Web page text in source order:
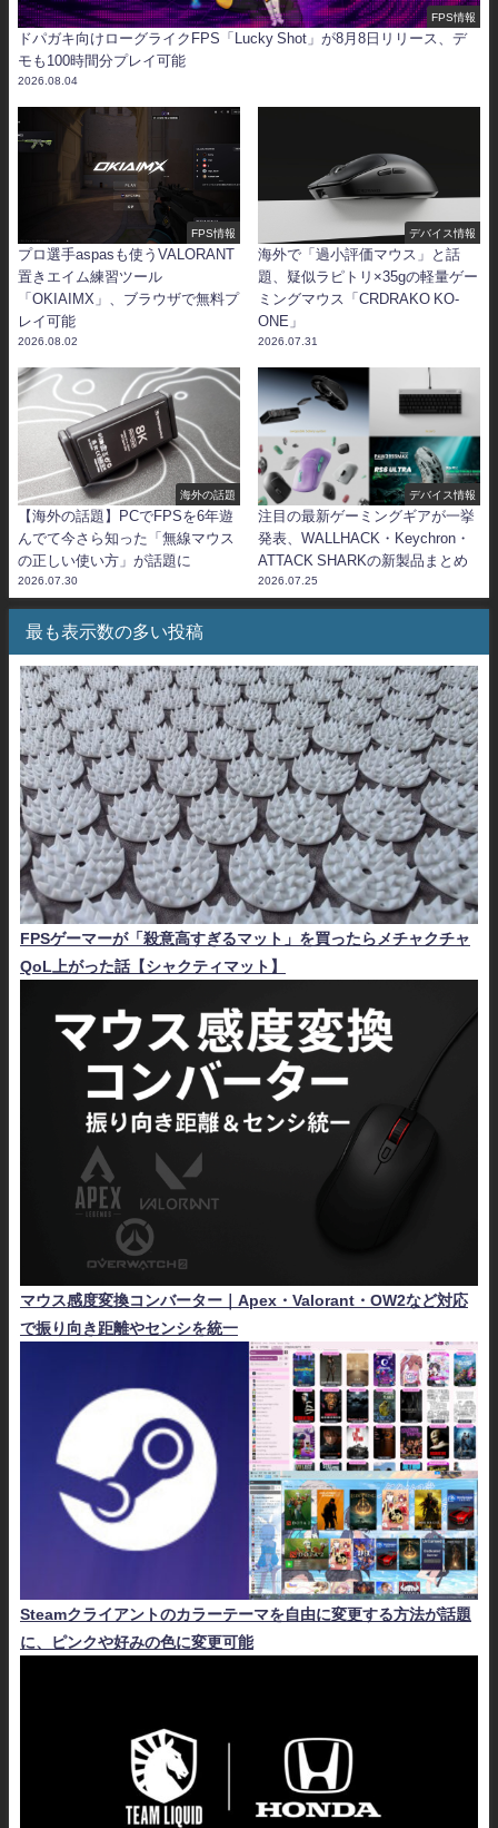
FPS情報
ドパガキ向けローグライクFPS「Lucky Shot」が8月8日リリース、デ
モも100時間分プレイ可能
2026.08.04
FPS情報
プロ選手aspasも使うVALORANT
置きエイム練習ツール
「OKIAIMX」、ブラウザで無料プ
レイ可能
2026.08.02
デバイス情報
海外で「過小評価マウス」と話
題、疑似ラピトリ×35gの軽量ゲー
ミングマウス「CRDRAKO KO-
ONE」
2026.07.31
海外の話題
【海外の話題】PCでFPSを6年遊
んでて今さら知った「無線マウス
の正しい使い方」が話題に
2026.07.30
デバイス情報
注目の最新ゲーミングギアが一挙
発表、WALLHACK・Keychron・
ATTACK SHARKの新製品まとめ
2026.07.25
最も表示数の多い投稿
FPSゲーマーが「殺意高すぎるマット」を買ったらメチャクチャ
QoL上がった話【シャクティマット】
マウス感度変換コンバーター｜Apex・Valorant・OW2など対応
で振り向き距離やセンシを統一
Steamクライアントのカラーテーマを自由に変更する方法が話題
に、ピンクや好みの色に変更可能